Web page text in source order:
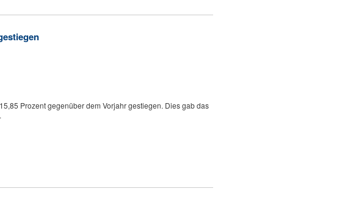
Prozent gegenüber dem Vorjahr gestiegen. Dies gab das